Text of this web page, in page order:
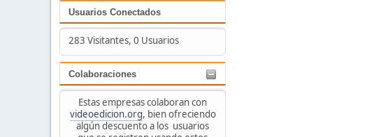
Usuarios Conectados
283 Visitantes, 0 Usuarios
Colaboraciones
Estas empresas colaboran con
videoedicion.org, bien ofreciendo
algún descuento a los usuarios